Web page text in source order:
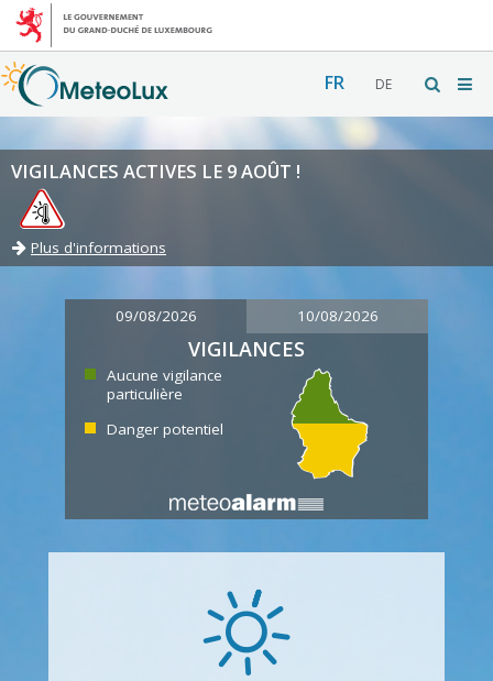
FR DE
VIGILANCES ACTIVES LE 9 AOÛT !
Plus d'informations
09/08/2026 10/08/2026
VIGILANCES
Aucune vigilance
particulière
Danger potentiel